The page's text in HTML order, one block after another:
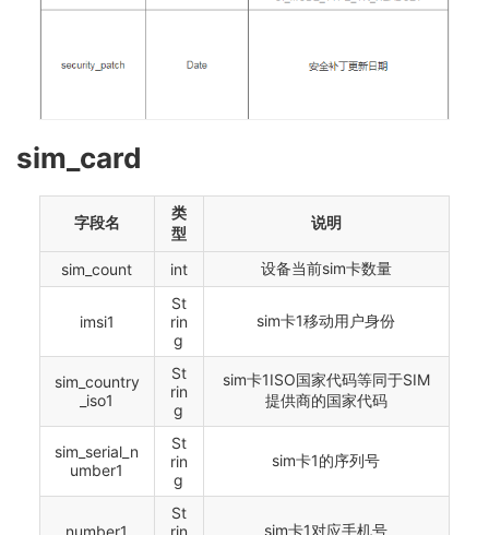
sim_card
字段名
类
型
说明
sim_count int 设备当前sim卡数量
imsi1
St
rin
g
sim卡1移动用户身份
sim_country
_iso1
St
rin
g
sim卡1ISO国家代码等同于SIM
提供商的国家代码
sim_serial_n
umber1
St
rin
g
sim卡1的序列号
St
sim卡1对应手机号